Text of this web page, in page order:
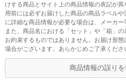
けする商品とサイト上の商品情報の表記が
用前には必ずお届けした商品の商品ラベル
に詳細な商品情報が必要な場合は、メーカー
また、商品名における「セット」や「箱」
お約束するものではありません。お届け形
場合がございます。あらかじめご了承くださ
商品情報の誤り